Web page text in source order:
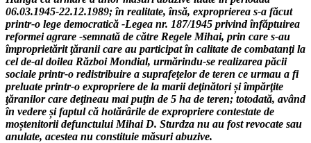
06.03.1945-22.12.1989; în realitate, însă, exproprierea s-a făcut
printr-o lege democratică -Legea nr. 187/1945 privind înfăptuirea
reformei agrare -semnată de către Regele Mihai, prin care s-au
împroprietăritţăranii care au participat în calitate de combatanţi la
cel de-al doilea Război Mondial, urmărindu-se realizarea păcii
sociale printr-o redistribuire a suprafeţelor de teren ce urmau a fi
preluate printr-o expropriere de la marii deţinătoriși împărţite
ţăranilor care deţineau mai puţin de 5 ha de teren; totodată, având
în vedere și faptul că hotărârile de expropriere contestate de
moștenitorii defunctului Mihai D. Sturdza nu au fost revocate sau
anulate, acestea nu constituie măsuri abuzive.